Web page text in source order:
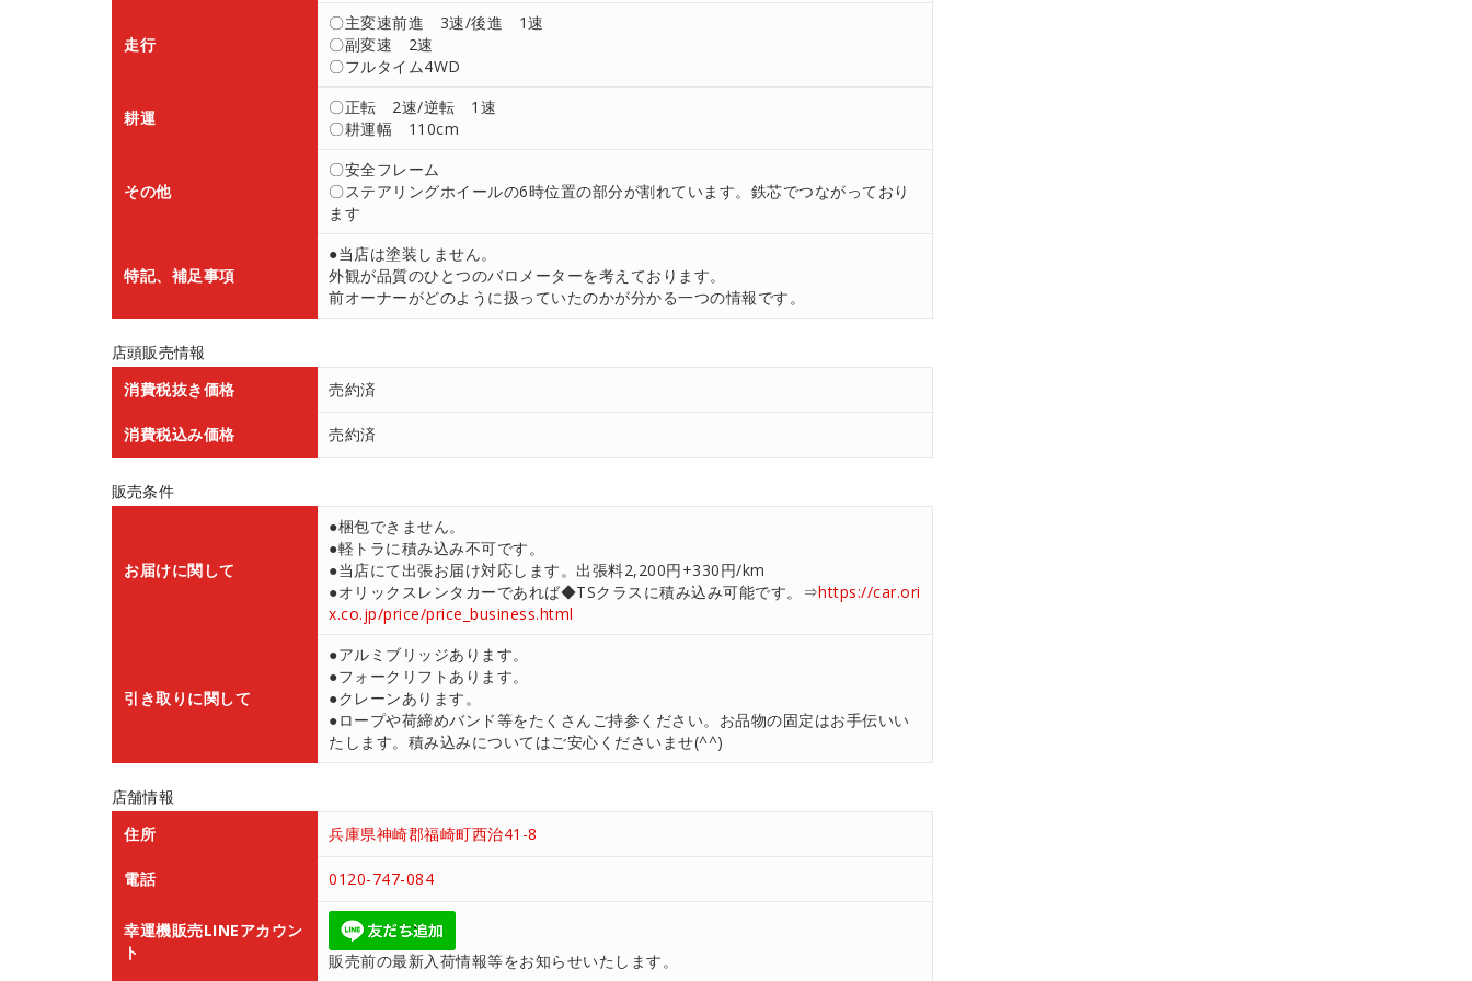
走行
〇主変速前進 3速/後進 1速
〇副変速 2速
〇フルタイム4WD
耕運
〇正転 2速/逆転 1速
〇耕運幅 110cm
その他
〇安全フレーム
〇ステアリングホイールの6時位置の部分が割れています。鉄芯でつながっており
ます
特記、補足事項
●当店は塗装しません。
外観が品質のひとつのバロメーターを考えております。
前オーナーがどのように扱っていたのかが分かる一つの情報です。
店頭販売情報
消費税抜き価格
売約済
消費税込み価格 売約済
販売条件
お届けに関して
●梱包できません。
●軽トラに積み込み不可です。
●当店にて出張お届け対応します。出張料2,200円+330円/km
●オリックスレンタカーであれば◆TSクラスに積み込み可能です。⇒https://car.ori
x.co.jp/price/price_business.html
引き取りに関して
●アルミブリッジあります。
●フォークリフトあります。
●クレーンあります。
●ロープや荷締めバンド等をたくさんご持参ください。お品物の固定はお手伝いい
たします。積み込みについてはご安心くださいませ(^^)
店舗情報
住所
兵庫県神崎郡福崎町西治41-8
電話 0120-747-084
幸運機販売LINEアカウン
ト
販売前の最新入荷情報等をお知らせいたします。